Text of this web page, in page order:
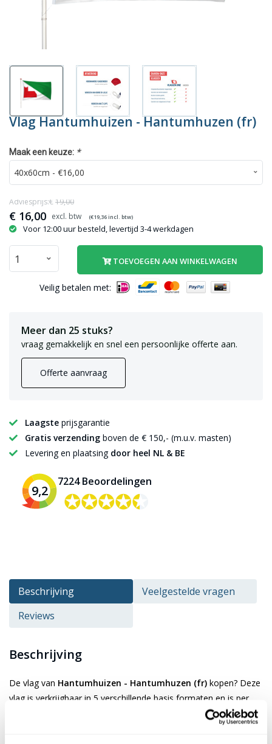
Vlag Hantumhuizen - Hantumhuzen (fr)
Maak een keuze: *
€ 16,00 (€19,36incl. btw)
Adviesprijs:€ 19,00
Voor 12:00 uur besteld, levertijd 3-4 werkdagen
TOEVOEGEN AAN WINKELWAGEN
Veilig betalen met:
Meer dan 25 stuks?
vraag gemakkelijk en snel een persoonlijke offerte aan.
Offerte aanvraag
Laagste prijsgarantie
Gratis verzending boven de € 150,- (m.u.v. masten)
Levering en plaatsing door heel NL & BE
9,2
7224 Beoordelingen
✪✪✪✪✪
✪✪✪✪✪
Beschrijving
Veelgestelde vragen
Reviews
Beschrijving
De vlag van Hantumhuizen - Hantumhuzen (fr) kopen? Deze
vlag is verkrijgbaar in 5 verschillende basis formaten en is per
stuk te bestellen, maar ook in grote aantallen. De vlag is
gemaakt van 115 gr/m² glanspolyester vlaggendoek. Dit